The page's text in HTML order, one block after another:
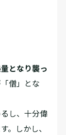
となり襲っ
僧」とな
し、十分偉
。しかし、